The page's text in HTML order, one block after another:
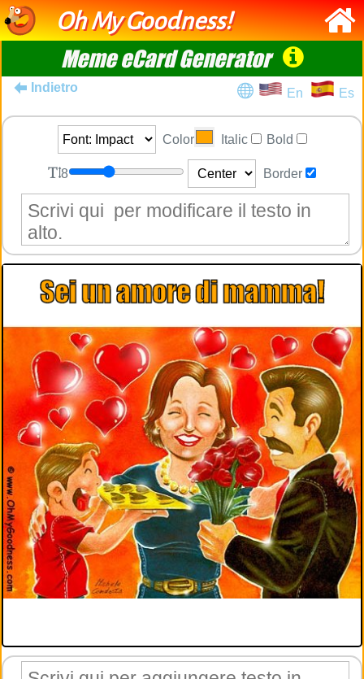
Oh My Goodness!
Meme eCard Generator
Indietro En Es
Color Italic Bold
8 Border